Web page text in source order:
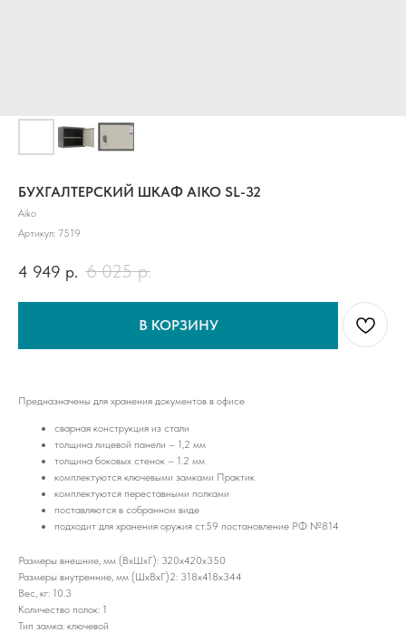
БУХГАЛТЕРСКИЙ ШКАФ AIKO SL-32
Aiko
Артикул: 7519
4 949 р. 6 025 р.
В КОРЗИНУ
Предназначены для хранения документов в офисе
сварная конструкция из стали
толщина лицевой панели – 1,2 мм
толщина боковых стенок – 1.2 мм
комплектуются ключевыми замками Практик
комплектуются переставными полками
поставляются в собранном виде
подходит для хранения оружия ст.59 постановление РФ №814
Размеры внешние, мм (ВхШхГ): 320x420x350
Размеры внутренние, мм (ШхВхГ)2: 318x418x344
Вес, кг: 10.3
Количество полок: 1
Тип замка: ключевой